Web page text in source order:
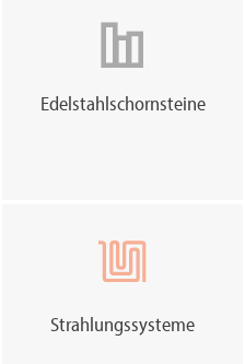
Edelstahlschornsteine
Strahlungssysteme